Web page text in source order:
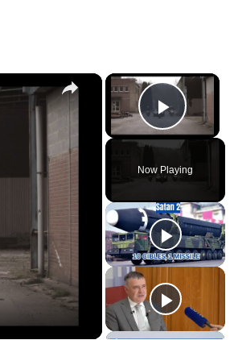
×
Play
Now Playing
×